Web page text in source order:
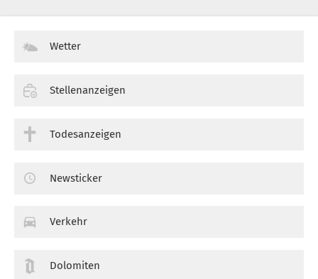
Wetter
Stellenanzeigen
Todesanzeigen
Newsticker
Verkehr
Dolomiten